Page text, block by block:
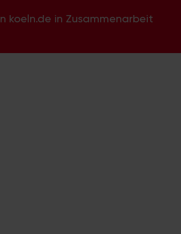
koeln.de in Zusammenarbeit